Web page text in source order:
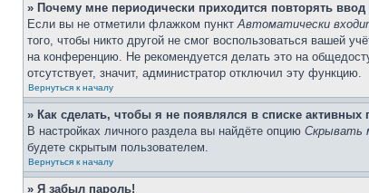
» Почему мне периодически приходится повторять
Если вы не отметили флажком пунктАвтоматически
того, чтобы никто другой не смог воспользоваться вашей
на конференцию. Не рекомендуется делать это на
отсутствует, значит, администратор отключил эту функцию.
Вернуться к началу
» Как сделать, чтобы я не появлялся в списке активных
В настройках личного раздела вы найдёте опцию Скрывать
будете скрытым пользователем.
Вернуться к началу
» Я забыл пароль!